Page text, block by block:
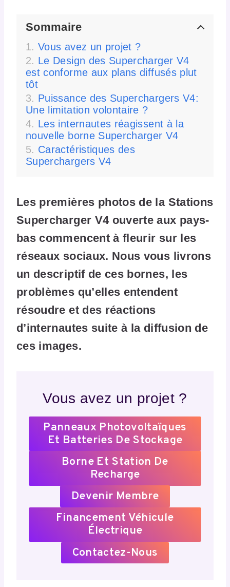
Sommaire
Vous avez un projet ?
Le Design des Supercharger V4
est conforme aux plans diffusés plut
tôt
Puissance des Superchargers V4:
Une limitation volontaire ?
Les internautes réagissent à la
nouvelle borne Supercharger V4
Caractéristiques des
Superchargers V4
Les premières photos de la Stations
Supercharger V4 ouverte aux pays-
bas commencent à fleurir sur les
réseaux sociaux. Nous vous livrons
un descriptif de ces bornes, les
problèmes qu’elles entendent
résoudre et des réactions
d’internautes suite à la diffusion de
ces images.
Vous avez un projet ?
Panneaux Photovoltaïques
Et Batteries De Stockage
Borne Et Station De
Recharge
Devenir Membre
Financement Véhicule
Électrique
Contactez-Nous